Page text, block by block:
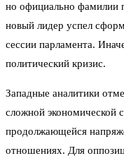
но официально фамилии
новый лидер успел
сессии парламента.
политический кризис.
Западные аналитики
сложной экономической
продолжающейся
отношениях. Для